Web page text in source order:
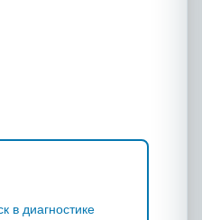
в диагностике